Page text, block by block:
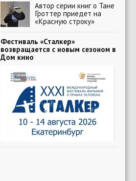
Автор серии книг о Тане
Гроттер приедет на
«Красную строку»
Фестиваль «Сталкер»
возвращается с новым сезоном в
Дом кино